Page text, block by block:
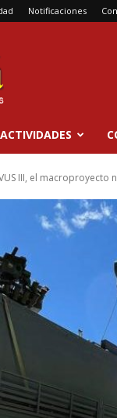
Notificaciones
ACTIVIDADES
III, el macroproyecto